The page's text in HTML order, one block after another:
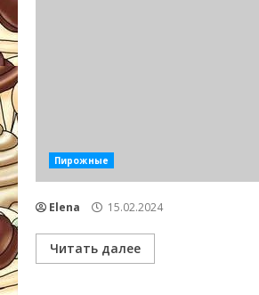
Пирожные
Elena 15.02.2024
Читать далее